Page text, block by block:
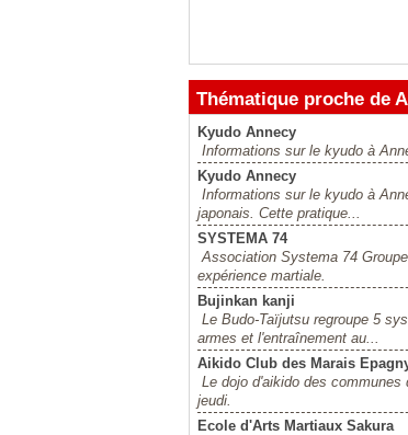
Thématique proche de
Kyudo Annecy
Informations sur le kyudo à
Kyudo Annecy
Informations sur le kyudo à
japonais. Cette pratique...
SYSTEMA 74
Association Systema 74
expérience martiale.
Bujinkan kanji
Le Budo-Taïjutsu regroupe 5
armes et l'entraînement au...
Aikido Club des Marais
Le dojo d'aikido des
jeudi.
Ecole d'Arts Martiaux Sakura